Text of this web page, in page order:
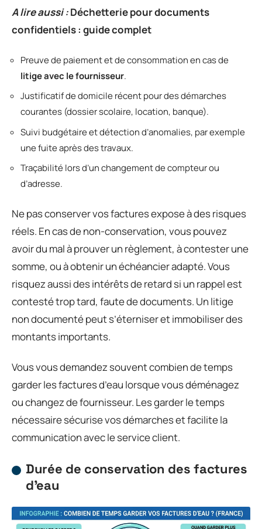
A lire aussi :Déchetterie pour documents
confidentiels : guide complet
Preuve de paiement et de consommation en cas de
litige avec le fournisseur.
Justificatif de domicile récent pour des démarches
courantes (dossier scolaire, location, banque).
Suivi budgétaire et détection d’anomalies, par exemple
une fuite après des travaux.
Traçabilité lors d’un changement de compteur ou
d’adresse.
Ne pas conserver vos factures expose à des risques
réels. En cas de non-conservation, vous pouvez
avoir du mal à prouver un règlement, à contester une
somme, ou à obtenir un échéancier adapté. Vous
risquez aussi des intérêts de retard si un rappel est
contesté trop tard, faute de documents. Un litige
non documenté peut s’éterniser et immobiliser des
montants importants.
Vous vous demandez souvent combien de temps
garder les factures d’eau lorsque vous déménagez
ou changez de fournisseur. Les garder le temps
nécessaire sécurise vos démarches et facilite la
communication avec le service client.
Durée de conservation des factures
d’eau